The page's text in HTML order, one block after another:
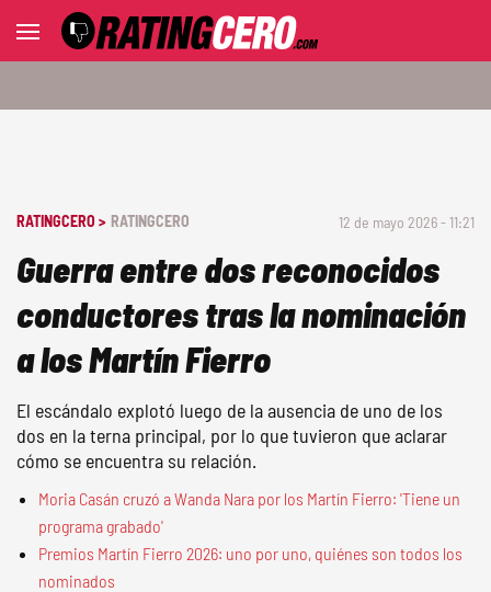
RATINGCERO > RATINGCERO 12 de mayo 2026 - 11:21
Guerra entre dos reconocidos
conductores tras la nominación
a los Martín Fierro
El escándalo explotó luego de la ausencia de uno de los
dos en la terna principal, por lo que tuvieron que aclarar
cómo se encuentra su relación.
Moria Casán cruzó a Wanda Nara por los Martín Fierro: 'Tiene un
programa grabado'
Premios Martín Fierro 2026: uno por uno, quiénes son todos los
nominados